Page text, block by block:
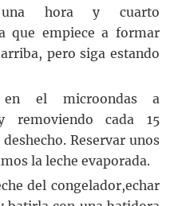
hora y cuarto
que empiece a formar
pero siga estando
el microondas a
removiendo cada 15
Reservar unos
la leche evaporada.
del congelador,echar